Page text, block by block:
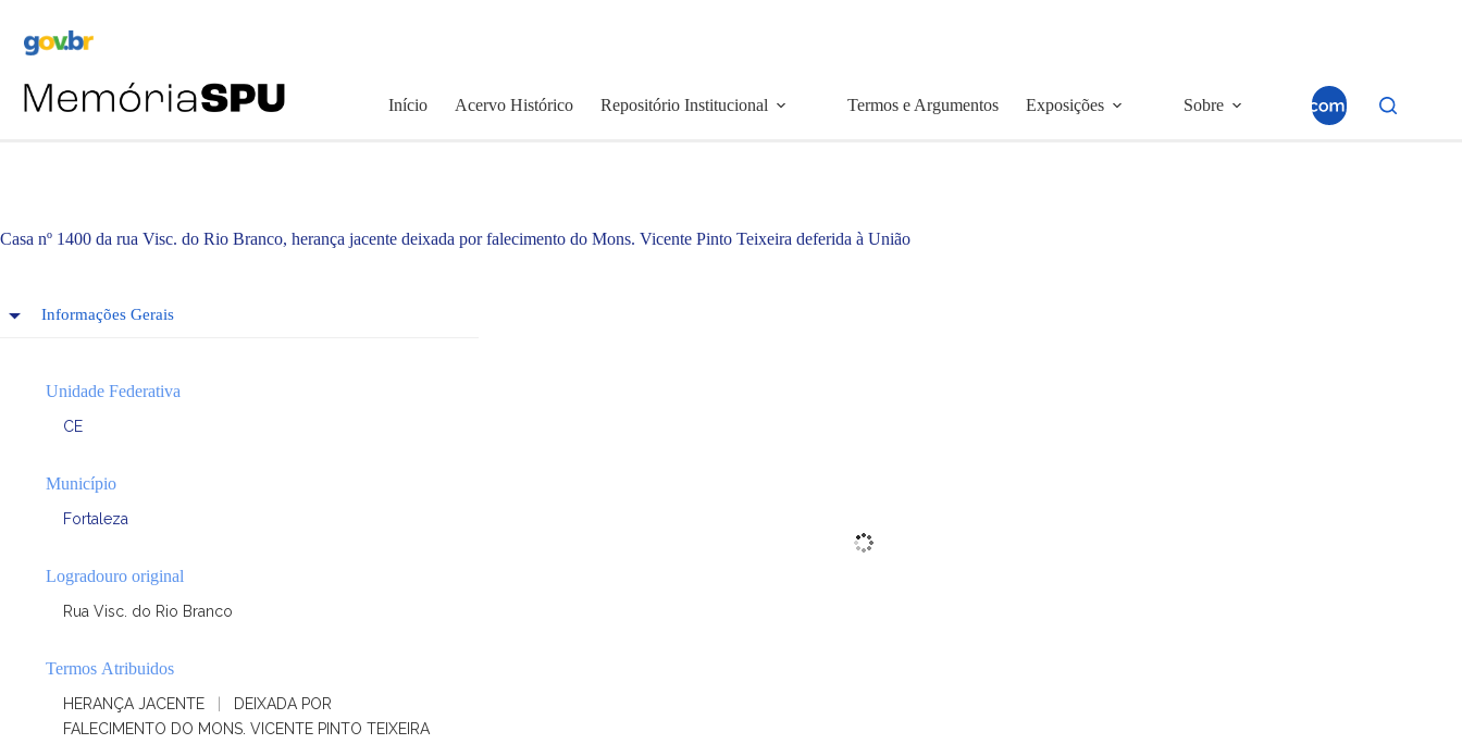
Início Acervo Histórico Repositório Institucional Termos e Argumentos Exposições Sobre
Casa nº 1400 da rua Visc. do Rio Branco, herança jacente deixada por falecimento do Mons. Vicente Pinto Teixeira deferida à União
Informações Gerais
Unidade Federativa
CE
Município
Fortaleza
Logradouro original
Rua Visc. do Rio Branco
Termos Atribuidos
HERANÇA JACENTE
DEIXADA POR
FALECIMENTO DO MONS. VICENTE PINTO TEIXEIRA